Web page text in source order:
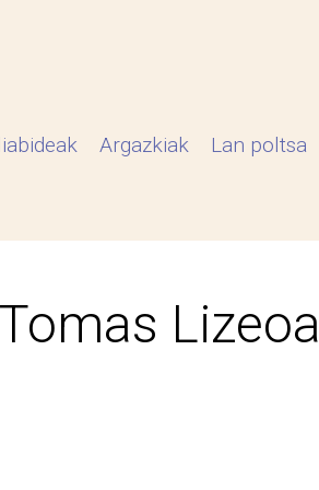
Argazkiak Lan poltsa
Lizeoa